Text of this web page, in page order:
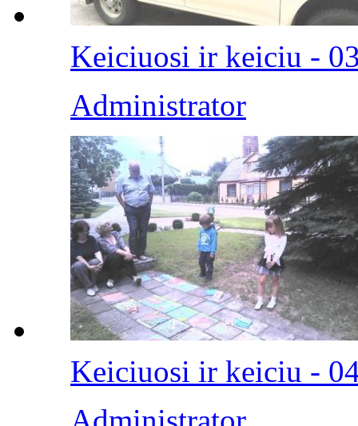
Keiciuosi ir keiciu -
Administrator
Keiciuosi ir keiciu -